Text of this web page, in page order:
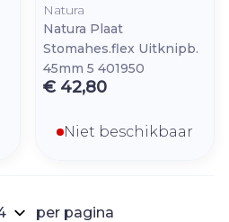
Natura
Natura Plaat
Stomahes.flex Uitknipb.
45mm 5 401950
€ 42,80
Niet beschikbaar
per pagina